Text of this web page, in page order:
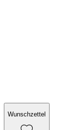
Wunschzettel